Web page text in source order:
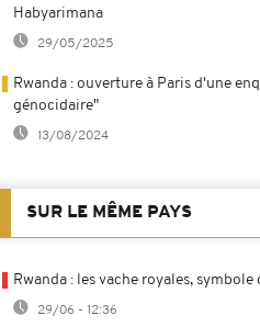
Habyarimana
29/05/2025
Rwanda : ouverture à Paris d'une
génocidaire"
13/08/2024
SUR LE MÊME PAYS
Rwanda : les vache royales,
29/06 - 12:36